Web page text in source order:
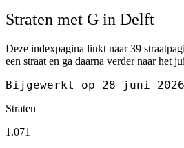
Straten met G in Delft
Deze indexpagina linkt naar 39
een straat en ga daarna verder naar het
Bijgewerkt op 28 juni 2026
Straten
1.071